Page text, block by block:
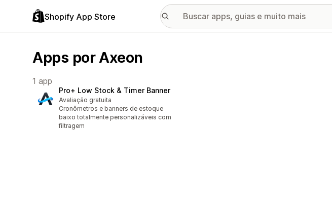
Shopify App Store
Apps por Axeon
1 app
Pro+ Low Stock & Timer Banner
Avaliação gratuita
Cronômetros e banners de estoque
baixo totalmente personalizáveis com
filtragem